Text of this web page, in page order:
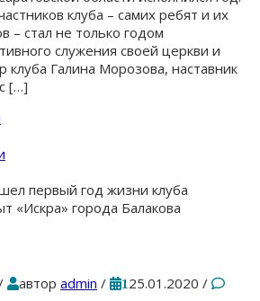
клуба – самих ребят и их
– стал не только годом
служения своей церкви и
Галина Морозова, наставник
[…]
первый год жизни клуба
«Искра» города Балакова
автор admin / 1 25.01.2020 /